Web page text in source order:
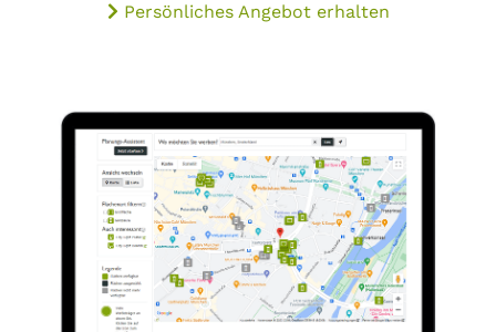
Persönliches Angebot erhalten